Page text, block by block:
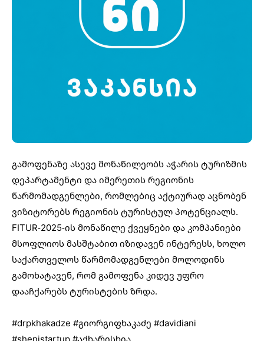
გამოფენაზე ასევე მონაწილეობს აჭარის ტურიზმის
დეპარტამენტი და იმერეთის რეგიონის
წარმომადგენლები, რომლებიც აქტიურად აცნობენ
ვიზიტორებს რეგიონის ტურისტულ პოტენციალს.
FITUR-2025-ის მონაწილე ქვეყნები და კომპანიები
მსოფლიოს მასშტაბით იზიდავენ ინტერესს, ხოლო
საქართველოს წარმომადგენლები მოლოდინს
გამოხატავენ, რომ გამოფენა კიდევ უფრო
დააჩქარებს ტურისტების ზრდა.
#drpkhakadze #გიორგიფხაკაძე #davidiani